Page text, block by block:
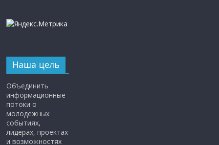
Наша цель
Объединить
информационные
потоки о
молодежных
событиях,
лидерах, проектах
и возможностях